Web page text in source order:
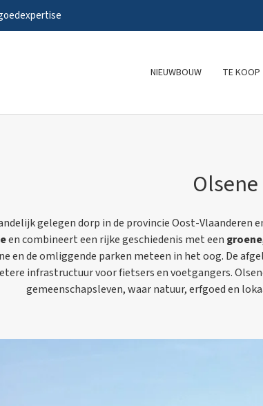
NIEUWBOUW TE KOOP
Olsene
gelegen dorp in de provincie Oost-Vlaanderen
en combineert een rijke geschiedenis met een
en de omliggende parken meteen in het oog. De
infrastructuur voor fietsers en voetgangers.
gemeenschapsleven, waar natuur, erfgoed en